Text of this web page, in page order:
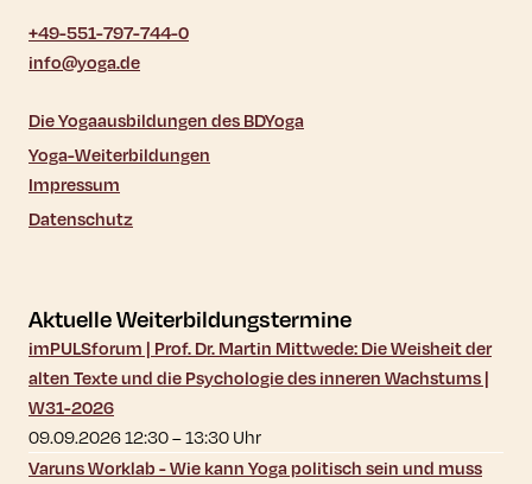
+49-551-797-744-0
info@yoga.de
Die Yogaausbildungen des BDYoga
Yoga-Weiterbildungen
Impressum
Datenschutz
Aktuelle Weiterbildungstermine
imPULSforum | Prof. Dr. Martin Mittwede: Die Weisheit der
alten Texte und die Psychologie des inneren Wachstums |
W31-2026
09.09.2026 12:30–13:30Uhr
Varuns Worklab - Wie kann Yoga politisch sein und muss